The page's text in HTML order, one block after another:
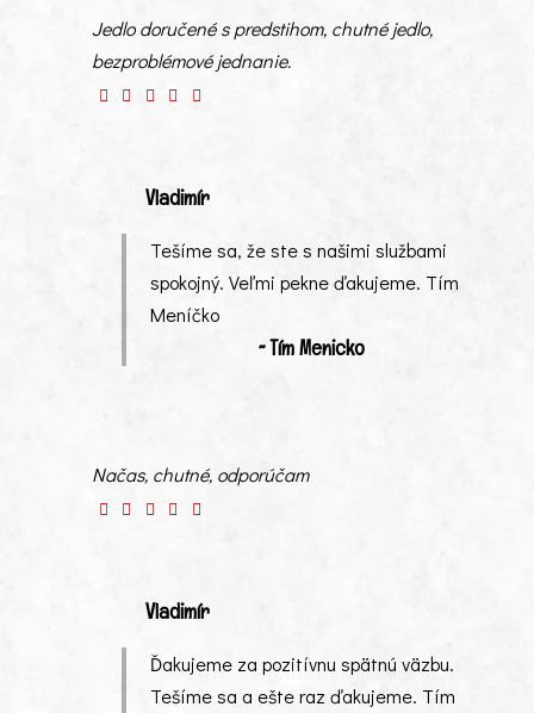
Jedlo doručené s predstihom, chutné jedlo,
bezproblémové jednanie.
Vladimír
Tešíme sa, že ste s našimi službami
spokojný. Veľmi pekne ďakujeme. Tím
Meníčko
~ Tím Menicko
Načas, chutné, odporúčam
Vladimír
Ďakujeme za pozitívnu spätnú väzbu.
Tešíme sa a ešte raz ďakujeme. Tím